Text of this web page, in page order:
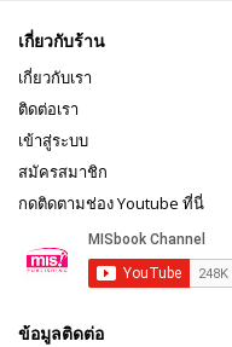
เกี่ยวกับร้าน
เกี่ยวกับเรา
ติดต่อเรา
เข้าสู่ระบบ
สมัครสมาชิก
กดติดตามช่อง Youtube ที่นี่
ข้อมูลติดต่อ